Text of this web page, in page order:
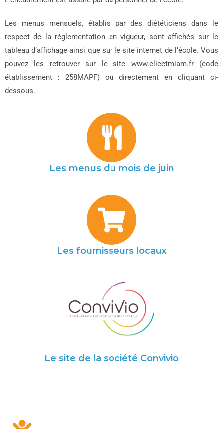
Les menus mensuels, établis par des diététiciens dans le
respect de la réglementation en vigueur, sont affichés sur le
tableau d’affichage ainsi que sur le site internet de l’école. Vous
pouvez les retrouver sur le site www.clicetmiam.fr (code
établissement : 258MAPF) ou directement en cliquant ci-
dessous.
Les menus du mois de juin
Les fournisseurs locaux
Le site de la société Convivio